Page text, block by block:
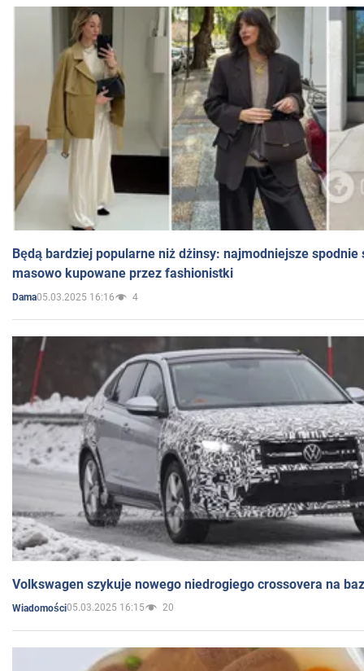
Będą bardziej popularne niż dżinsy: najmodniejsze spodnie
masowo kupowane przez fashionistki
Dama05.03.2025 16:16 4
Volkswagen szykuje nowego niedrogiego crossovera na
Wiadomości05.03.2025 16:15 20